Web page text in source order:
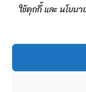
ใช้คุกกี้ และ นโยบ
November 1,